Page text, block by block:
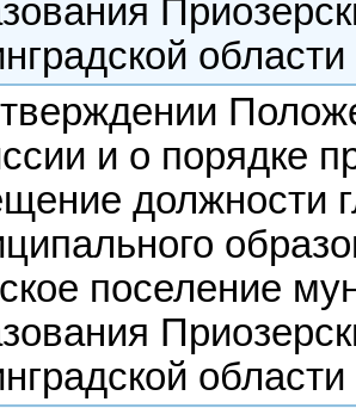
области
и о порядке
должности
поселение
области